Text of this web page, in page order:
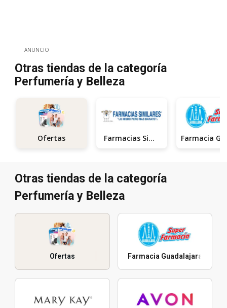
ANUNCIO
Otras tiendas de la categoría
Perfumería y Belleza
Ofertas Farmacias Similares
Otras tiendas de la categoría
Perfumería y Belleza
Ofertas Farmacia Guadalajara